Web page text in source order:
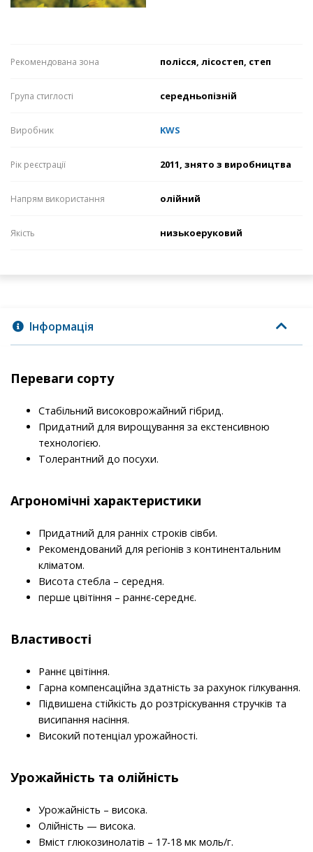
Рекомендована зона полісся, лісостеп, степ
Група стиглості середньопізній
Виробник KWS
Рік реєстрації 2011, знято з виробництва
Напрям використання олійний
Якість низькоеруковий
Інформація
Переваги сорту
Стабільний високоврожайний гібрид.
Придатний для вирощування за екстенсивною
технологією.
Толерантний до посухи.
Агрономічні характеристики
Придатний для ранніх строків сівби.
Рекомендований для регіонів з континентальним
кліматом.
Висота стебла – середня.
перше цвітіння – раннє-середнє.
Властивості
Раннє цвітіння.
Гарна компенсаційна здатність за рахунок гілкування.
Підвишена стійкість до розтріскування стручків та
висипання насіння.
Високий потенціал урожайності.
Урожайність та олійність
Урожайність – висока.
Олійність — висока.
Вміст глюкозинолатів – 17-18 мк моль/г.